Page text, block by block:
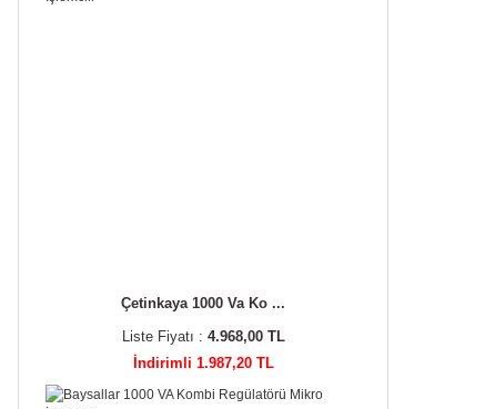
Çetinkaya 1000 Va Ko ...
Liste Fiyatı : 4.968,00 TL
İndirimli 1.987,20 TL